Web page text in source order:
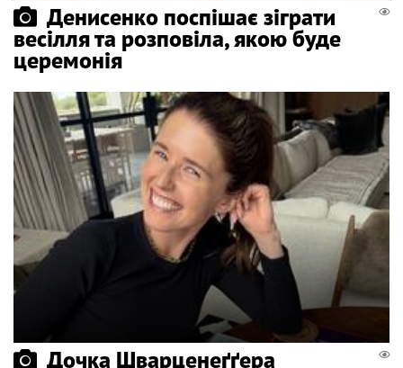
Денисенко поспішає зіграти
весілля та розповіла, якою буде
церемонія
Дочка Шварценеґґера